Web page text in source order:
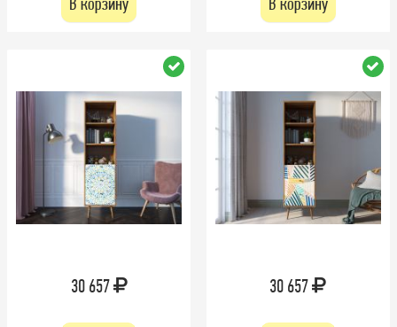
30 657 30 657